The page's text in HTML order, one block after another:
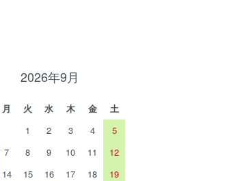
2026年9月
月 火 水 木 金
土
1
2 3 4
5
7 8 9 10 11
12
14 15 16 17 18
19